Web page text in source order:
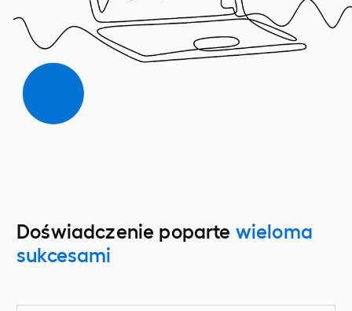
Doświadczenie poparte wieloma
sukcesami